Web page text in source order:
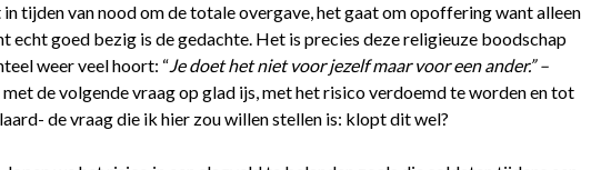
tijden van nood om de totale overgave, het gaat om opoffering want alleen
echt goed bezig is de gedachte. Het is precies deze religieuze boodschap
weer veel hoort: “Je doet het niet voor jezelf maar voor een ander.” –
de volgende vraag op glad ijs, met het risico verdoemd te worden en tot
de vraag die ik hier zou willen stellen is: klopt dit wel?